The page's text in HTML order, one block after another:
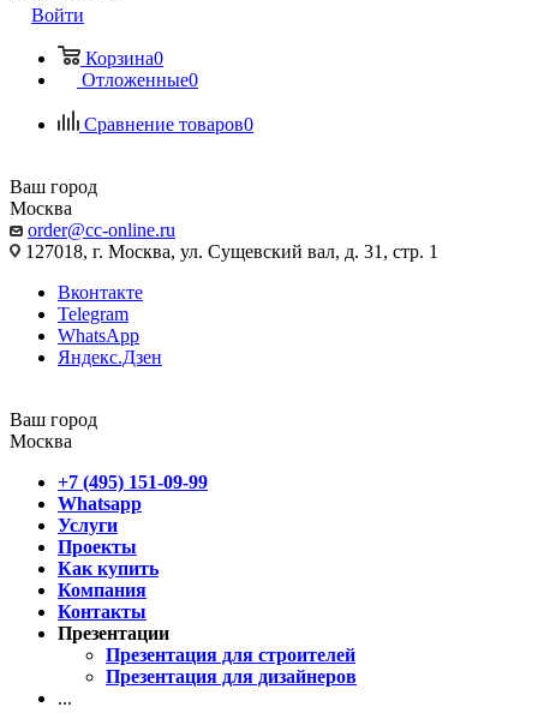
Войти
Корзина0
Отложенные0
Сравнение товаров0
Ваш город
Москва
order@cc-online.ru
127018, г. Москва, ул. Сущевский вал, д. 31, стр. 1
Вконтакте
Telegram
WhatsApp
Яндекс.Дзен
Ваш город
Москва
+7 (495) 151-09-99
Whatsapp
Услуги
Проекты
Как купить
Компания
Контакты
Презентации
Презентация для строителей
Презентация для дизайнеров
...